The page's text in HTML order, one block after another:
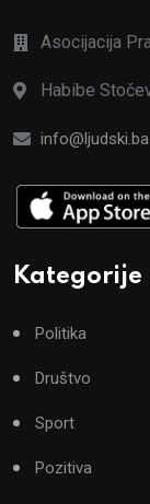
Asocijacija
Habibe
info@ljudski.ba
Kategorije
Politika
Društvo
Sport
Pozitiva